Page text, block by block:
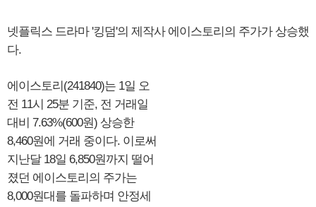
넷플릭스 드라마 '킹덤'의 제작사 에이스토리의 주가가 상승했
다.
에이스토리(241840)는 1일 오
전 11시 25분 기준, 전 거래일
대비 7.63%(600원) 상승한
8,460원에 거래 중이다. 이로써
지난달 18일 6,850원까지 떨어
졌던 에이스토리의 주가는
8,000원대를 돌파하며 안정세